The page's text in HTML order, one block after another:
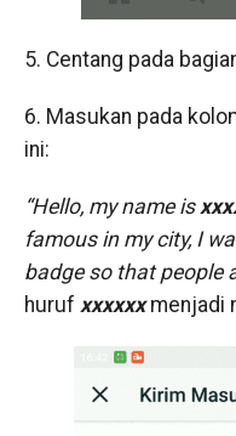
5. Centang pada
6. Masukan pada
ini:
“Hello, my name is
famous in my city, I
badge so that people
huruf xxxxxx menjadi